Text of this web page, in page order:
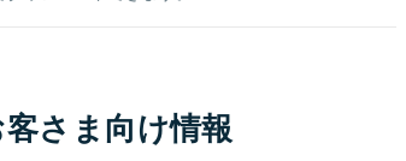
さま向け情報